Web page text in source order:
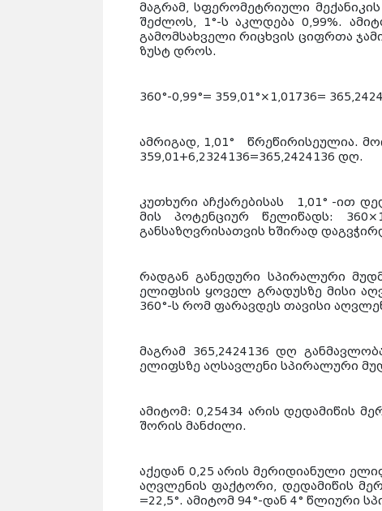
მაგრამ, სფერომეტრიული
შეძლოს, 1°-ს აკლდება 0,99%.
გამომსახველი რიცხვის ციფრთა
ზუსტ დროს.
360°-0,99°= 359,01°×1,01736=
ამრიგად, 1,01° წრეწირისეულია.
359,01+6,2324136=365,2424136 დღ.
კუთხური აჩქარებისას 1,01° -ით
მის პოტენციურ წელიწადს:
განსაზღვრისათვის ხშირად
რადგან განედური სპირალური
ელიფსის ყოველ გრადუსზე მისი
360°-ს რომ ფარავდეს თავისი
მაგრამ 365,2424136 დღ
ელიფსზე აღსავლენი სპირალური
ამიტომ: 0,25434 არის დედამიწის
შორის მანძილი.
აქედან 0,25 არის მერიდიანული
აღვლენის ფაქტორი, დედამიწის
=22,5°. ამიტომ 94°-დან 4° წლიური